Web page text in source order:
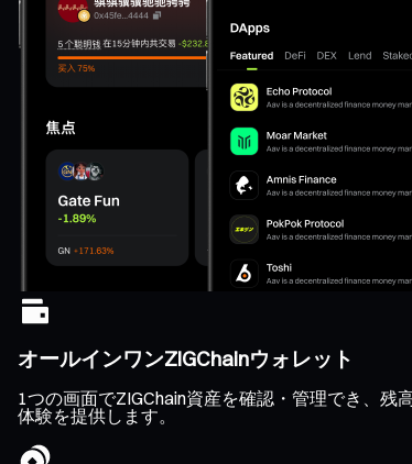
オールインワンZIGChainウォレット
1つの画面でZIGChain資産を確認・管理でき、
体験を提供します。